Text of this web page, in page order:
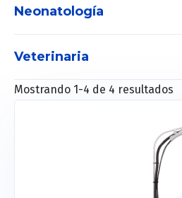
Neonatología
Incubadoras
Lámpara de Fototerapia
Veterinaria
Mostrando 1-4 de 4 resultados